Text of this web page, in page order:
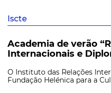
Iscte
Academia de verão
Internacionais e
O Instituto das Relações
Fundação Helénica para a